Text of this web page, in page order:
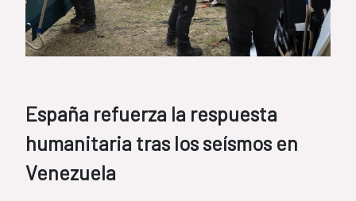
España refuerza la respuesta
humanitaria tras los seísmos en
Venezuela